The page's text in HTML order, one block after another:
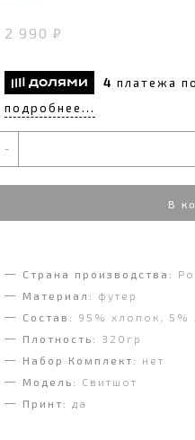
2 990 ₽
4 платежа по
подробнее...
-
В
Страна производства:
Материал:
футер
Состав:
95% хлопок, 5%
Плотность:
320гр
Набор Комплект:
нет
Модель:
Свитшот
Принт:
да